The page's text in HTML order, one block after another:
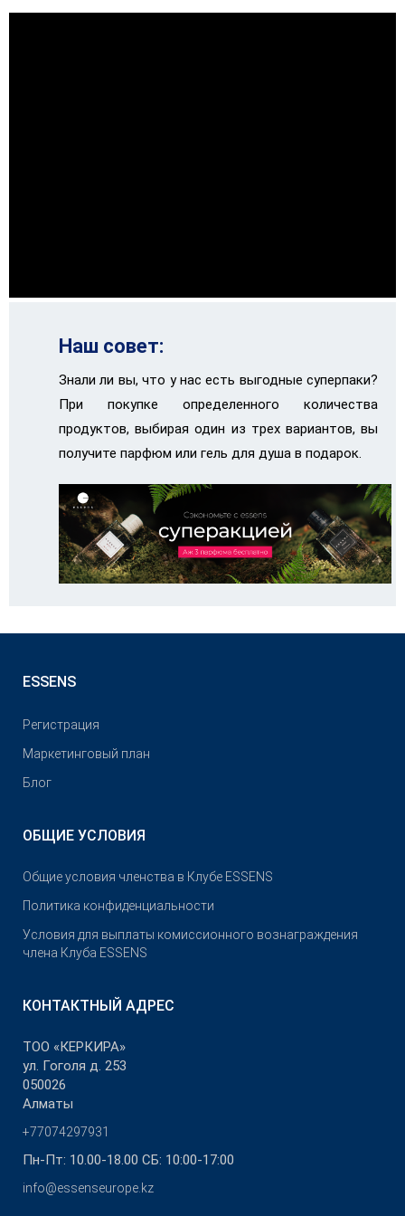
Наш совет:
Знали ли вы, что у нас есть выгодные суперпаки?
При покупке определенного количества
продуктов, выбирая один из трех вариантов, вы
получите парфюм или гель для душа в подарок.
ESSENS
Pегистрация
Маркетинговый план
Блог
ОБЩИЕ УСЛОВИЯ
Общие условия членства в Клубе ESSENS
Политика конфиденциальности
Условия для выплаты комиссионного вознаграждения
члена Клуба ESSENS
КОНТАКТНЫЙ АДРЕС
ТОО «КЕРКИРА»
ул. Гоголя д. 253
050026
Алматы
+77074297931
Пн-Пт: 10.00-18.00 СБ: 10:00-17:00
info@essenseurope.kz